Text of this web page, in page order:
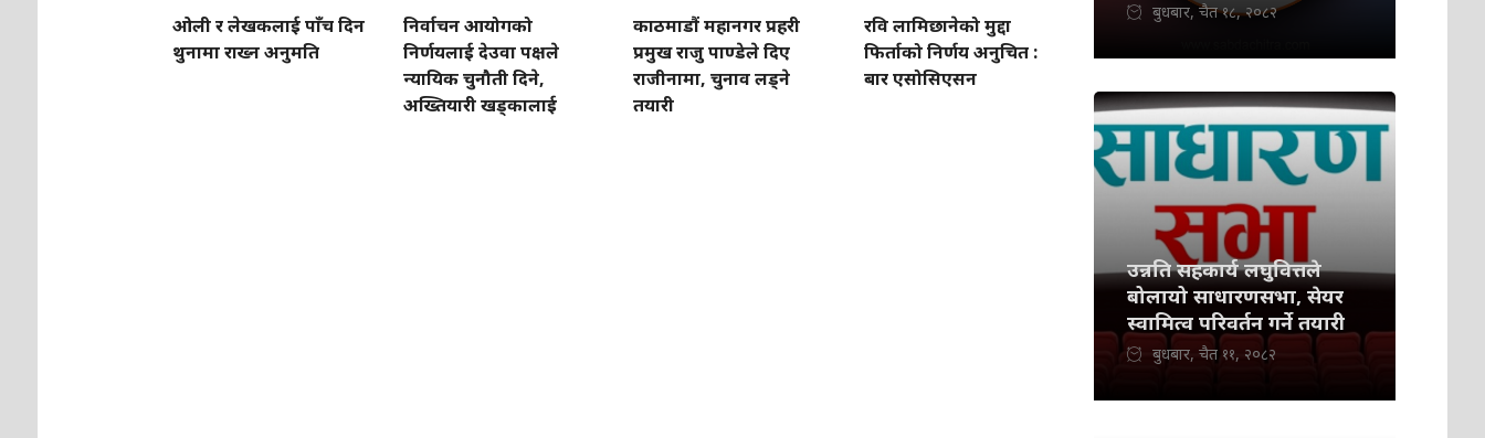
ओली र लेखकलाई पाँच दिन
थुनामा राख्न अनुमति
निर्वाचन आयोगको
निर्णयलाई देउवा पक्षले
न्यायिक चुनौती दिने,
अख्तियारी खड्कालाई
काठमाडौं महानगर प्रहरी
प्रमुख राजु पाण्डेले दिए
राजीनामा, चुनाव लड्ने
तयारी
रवि लामिछानेको मुद्दा
फिर्ताको निर्णय अनुचित :
बार एसोसिएसन
बुधबार, चैत १८, २०८२
उन्नति सहकार्य लघुवित्तले
बोलायो साधारणसभा, सेयर
स्वामित्व परिवर्तन गर्ने तयारी
बुधबार, चैत ११, २०८२